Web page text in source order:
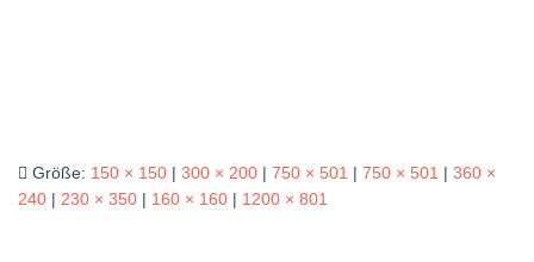
Größe: 150 × 150 | 300 × 200 | 750 × 501 | 750 × 501 | 360 ×
240 | 230 × 350 | 160 × 160 | 1200 × 801